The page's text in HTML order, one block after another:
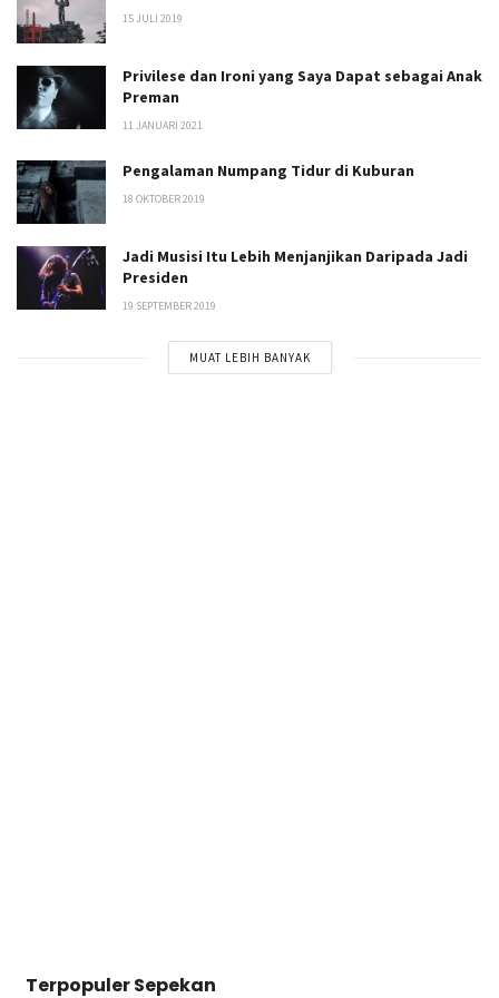
15 JULI 2019
Privilese dan Ironi yang Saya Dapat sebagai Anak
Preman
11 JANUARI 2021
Pengalaman Numpang Tidur di Kuburan
18 OKTOBER 2019
Jadi Musisi Itu Lebih Menjanjikan Daripada Jadi
Presiden
19 SEPTEMBER 2019
MUAT LEBIH BANYAK
Terpopuler Sepekan